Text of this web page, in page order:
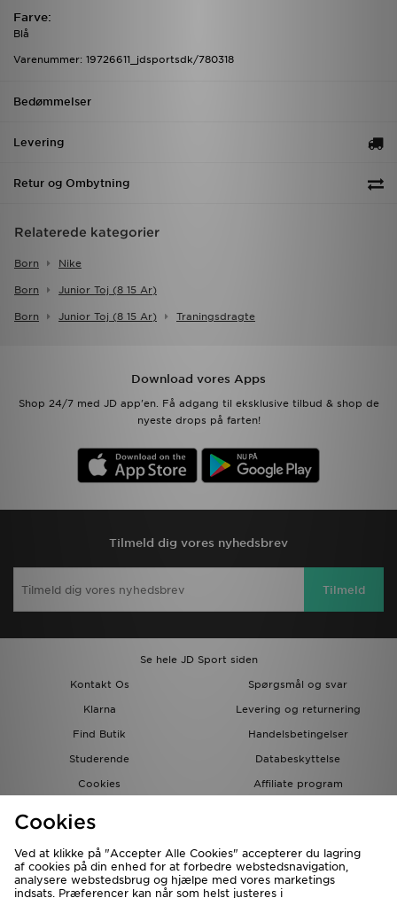
Farve:
Blå
Varenummer: 19726611_jdsportsdk/780318
Bedømmelser
Levering
Retur og Ombytning
Relaterede kategorier
Born Nike
Born Junior Toj (8 15 Ar)
Born Junior Toj (8 15 Ar) Traningsdragte
Download vores Apps
Shop 24/7 med JD app'en. Få adgang til eksklusive tilbud & shop de
nyeste drops på farten!
Tilmeld dig vores nyhedsbrev
Tilmeld
Se hele JD Sport siden
Kontakt Os
Spørgsmål og svar
Klarna
Levering og returnering
Find Butik
Handelsbetingelser
Studerende
Databeskyttelse
Cookies
Affiliate program
Cookies
Ved at klikke på "Accepter Alle Cookies" accepterer du lagring
af cookies på din enhed for at forbedre webstedsnavigation,
analysere webstedsbrug og hjælpe med vores marketings
indsats. Præferencer kan når som helst justeres i